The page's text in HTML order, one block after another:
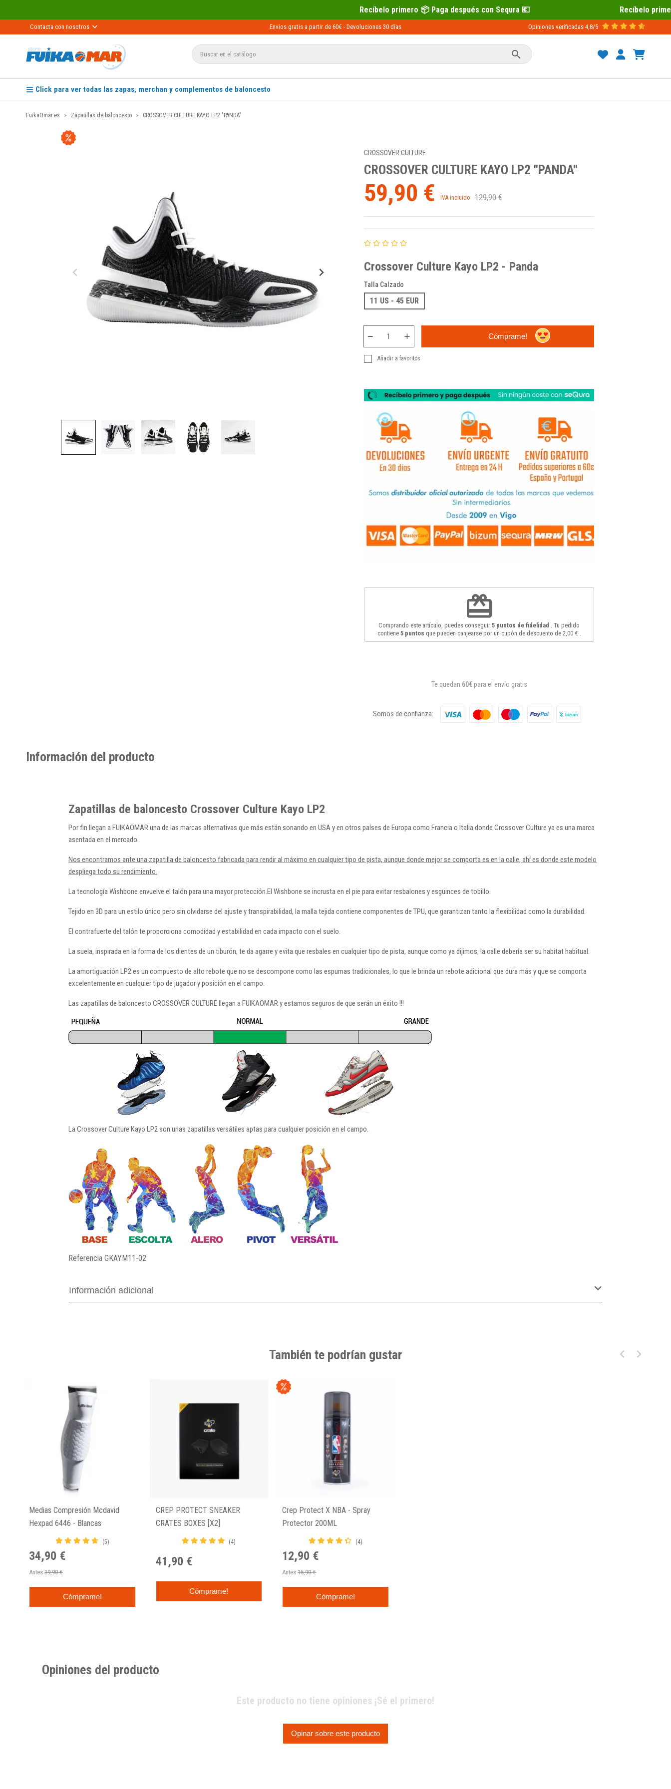
Recíbelo primero 📦 Paga después con Sequra 💶 Recíbelo primero 📦 Paga después con
Contacta con nosotros Envios gratis a partir de 60€ - Devoluciones 30 días Opiniones verificadas 4,8/5

Click para ver todas las zapas, merchan y complementos de baloncesto
FuikaOmar.es Zapatillas de baloncesto CROSSOVER CULTURE KAYO LP2 "PANDA"
CROSSOVER CULTURE
CROSSOVER CULTURE KAYO LP2 "PANDA"
59,90 € IVA incluido 129,90 €
Crossover Culture Kayo LP2 - Panda
Talla Calzado
11 US - 45 EUR
Cómprame!
Añadir a favoritos
redeem
Comprando este artículo, puedes conseguir 5 puntos de fidelidad . Tu pedido
contiene 5puntos que pueden canjearse por un cupón de descuento de 2,00 €
Te quedan 60€para el envío gratis
Somos de confianza:
Información del producto
Zapatillas de baloncesto Crossover Culture Kayo LP2
Por fin llegan a FUIKAOMAR una de las marcas alternativas que más están sonando en USA y en otros países de Europa como Francia o Italia donde Crossover Culture ya es una marca
asentada en el mercado.
Nos encontramos ante una zapatilla de baloncesto fabricada para rendir al máximo en cualquier tipo de pista, aunque donde mejor se comporta es en la calle, ahí es donde este modelo
despliega todo su rendimiento.
La tecnología Wishbone envuelve el talón para una mayor protección.El Wishbone se incrusta en el pie para evitar resbalones y esguinces de tobillo.
Tejido en 3D para un estilo único pero sin olvidarse del ajuste y transpirabilidad, la malla tejida contiene componentes de TPU, que garantizan tanto la flexibilidad como la durabilidad.
El contrafuerte del talón te proporciona comodidad y estabilidad en cada impacto con el suelo.
La suela, inspirada en la forma de los dientes de un tiburón, te da agarre y evita que resbales en cualquier tipo de pista, aunque como ya dijimos, la calle debería ser su habitat habitual.
La amortiguación LP2 es un compuesto de alto rebote que no se descompone como las espumas tradicionales, lo que le brinda un rebote adicional que dura más y que se comporta
excelentemente en cualquier tipo de jugador y posición en el campo.
Las zapatillas de baloncesto CROSSOVER CULTURE llegan a FUIKAOMAR y estamos seguros de que serán un éxito !!!
La Crossover Culture Kayo LP2 son unas zapatillas versátiles aptas para cualquier posición en el campo.
Referencia GKAYM11-02
Información adicional
También te podrían gustar
Medias Compresión Mcdavid
Hexpad 6446 - Blancas
(5)
34,90 €
Antes 39,90 €
Cómprame!
CREP PROTECT SNEAKER
CRATES BOXES [x2]
(4)
41,90 €
Cómprame!
Crep Protect X NBA - Spray
Protector 200ML
(4)
12,90 €
Antes 16,90 €
Cómprame!
Opiniones del producto
Este producto no tiene opiniones ¡Sé el primero!
Opinar sobre este producto